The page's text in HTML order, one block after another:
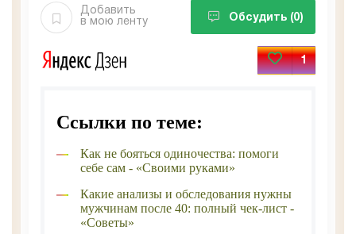
Добавить
в мою ленту
Обсудить (0)
1
Ссылки по теме:
Как не бояться одиночества: помоги
себе сам - «Своими руками»
Какие анализы и обследования нужны
мужчинам после 40: полный чек-лист -
«Советы»